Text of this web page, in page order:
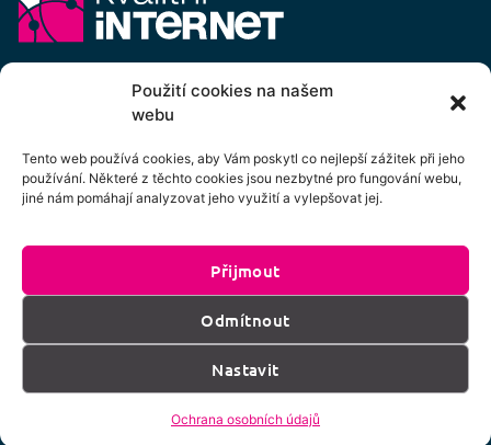
Použití cookies na našem
webu
Tento web používá cookies, aby Vám poskytl co nejlepší zážitek při jeho
používání. Některé z těchto cookies jsou nezbytné pro fungování webu,
jiné nám pomáhají analyzovat jeho využití a vylepšovat jej.
Přijmout
Odmítnout
Nastavit
Ochrana osobních údajů
info@kvalitni-internet.cz
pobočného spolku Kvalitní internet ICTP, z.s.
Cenový výměr pobočného spolku Kvalitní internet ICTP, z.s.
Přihlášení k odběru newsletteru
Kliknutím na tlačítko souhlasíte se zpracováním
os. údajů dle podmínek uvedených